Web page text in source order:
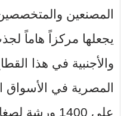
المصنعين
يجعلها مركزاً هاماً
والأجنبية في هذا
المصرية في الأسواق
على 1400